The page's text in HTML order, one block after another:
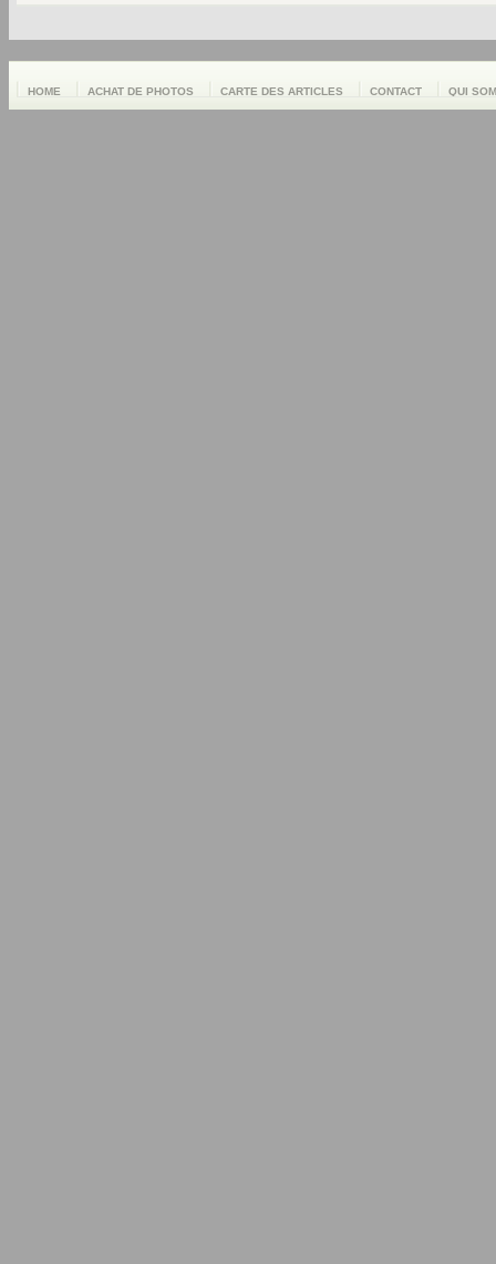
HOME ACHAT DE PHOTOS CARTE DES ARTICLES CONTACT QUI